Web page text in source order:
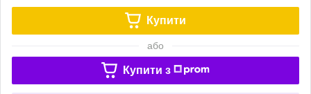
Купити
або
Купити з